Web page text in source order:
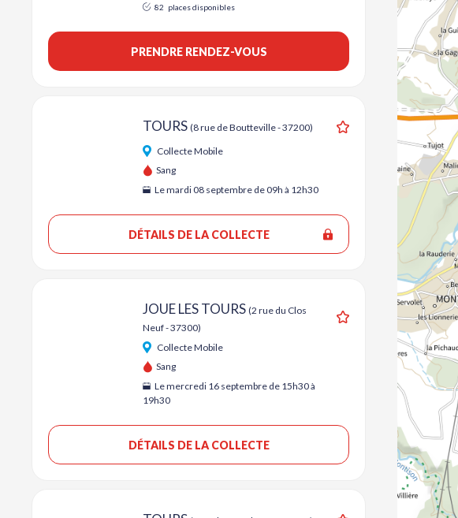
82 places disponibles
PRENDRE RENDEZ-VOUS
TOURS (8 rue de Boutteville - 37200)
Ajouter aux favoris
Collecte Mobile
Sang
Le mardi 08 septembre de 09h à 12h30
DÉTAILS DE LA COLLECTE
JOUE LES TOURS (2 rue du Clos
Neuf - 37300)
Ajouter aux favoris
Collecte Mobile
Sang
Le mercredi 16 septembre de 15h30 à
19h30
DÉTAILS DE LA COLLECTE